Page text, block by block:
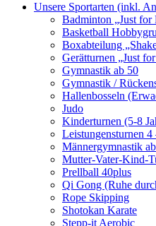
Unsere Sportarten (inkl.
Badminton „Just for
Basketball
Boxabteilung
Gerätturnen „Just
Gymnastik ab 50
Gymnastik /
Hallenbosseln
Judo
Kinderturnen (5-8
Leistungensturnen 4
Männergymnastik
Mutter-Vater-Kind-
Prellball 40plus
Qi Gong (Ruhe
Rope Skipping
Shotokan Karate
Stepp-it Aerobic